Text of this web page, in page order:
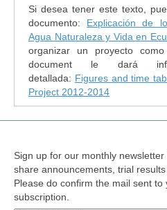
Si desea tener este texto,
documento: Explicación de
Agua Naturaleza y Vida en
organizar un proyecto
document le dará
detallada: Figures and time
Project 2012-2014
Sign up for our monthly
share announcements, trial
Please do confirm the mail sent to
subscription.